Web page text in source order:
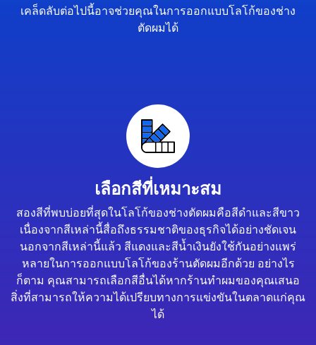
เคล็ดลับต่อไปนี้อาจช่วยคุณในการออกแบบโลโก้ของช่าง
ตัดผมได้
เลือกสีที่เหมาะสม
สองสีที่พบบ่อยที่สุดในโลโก้ของช่างตัดผมคือสีดำและสีขาว
เนื่องจากสีเหล่านี้สื่อถึงธรรมชาติของธุรกิจได้อย่างชัดเจน
นอกจากสีเหล่านี้แล้ว สีแดงและสีน้ำเงินยังใช้กันอย่างแพร่
หลายในการออกแบบโลโก้ของร้านตัดผมอีกด้วย อย่างไร
ก็ตาม คุณสามารถเลือกสีอื่นได้หากร้านทำผมของคุณเสนอ
สิ่งที่สามารถให้ความได้เปรียบทางการแข่งขันในตลาดแก่คุณ
ได้